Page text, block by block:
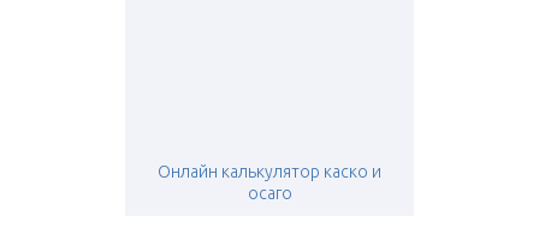
Онлайн калькулятор каско и
осаго